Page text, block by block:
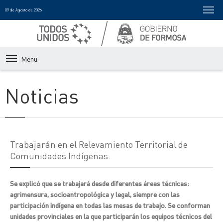
09 de Agosto de 2026
Menu
Noticias
Trabajarán en el Relevamiento Territorial de
Comunidades Indígenas.
Se explicó que se trabajará desde diferentes áreas técnicas:
agrimensura, socioantropológica y legal, siempre con las
participación indígena en todas las mesas de trabajo. Se conforman
unidades provinciales en la que participarán los equipos técnicos del